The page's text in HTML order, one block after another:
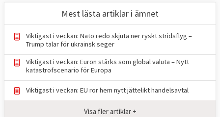
Mest lästa artiklar i ämnet
Viktigast i veckan: Nato redo skjuta ner ryskt stridsflyg –
Trump talar för ukrainsk seger
Viktigast i veckan: Euron stärks som global valuta – Nytt
katastrofscenario för Europa
Viktigast i veckan: EU ror hem nytt jättelikt handelsavtal
Visa fler artiklar +